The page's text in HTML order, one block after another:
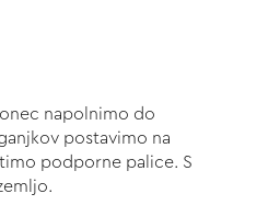
napolnimo do
postavimo na
podporne palice. S